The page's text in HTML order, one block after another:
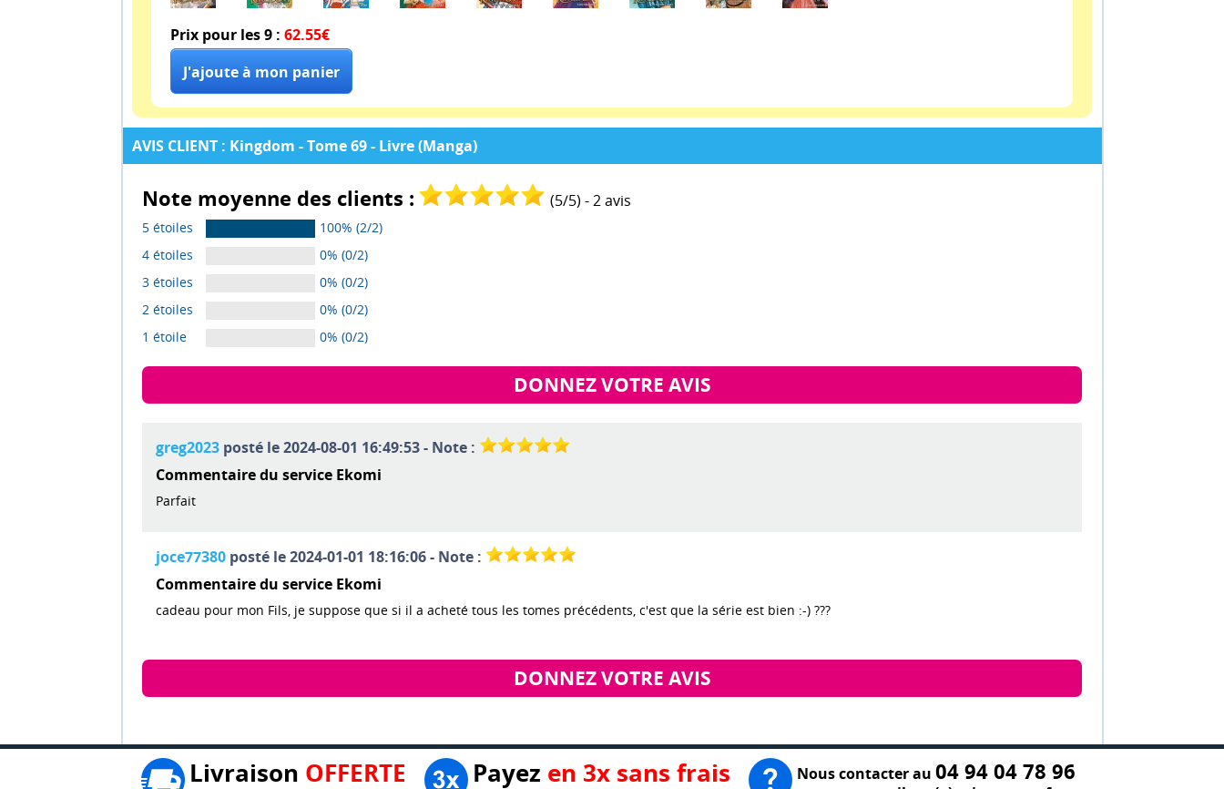
Prix pour les 9 : 62.55€
AVIS CLIENT : Kingdom - Tome 69 - Livre (Manga)
Note moyenne des clients : (5/5) -2avis
5 étoiles
100% (2/2)
4 étoiles
0% (0/2)
3 étoiles
0% (0/2)
2 étoiles
0% (0/2)
1 étoile
0% (0/2)
DONNEZ VOTRE AVIS
greg2023 posté le 2024-08-01 16:49:53 - Note :
Commentaire du service Ekomi
Parfait
joce77380 posté le 2024-01-01 18:16:06 - Note :
Commentaire du service Ekomi
cadeau pour mon Fils, je suppose que si il a acheté tous les tomes précédents, c'est que la série est bien :-) ???
DONNEZ VOTRE AVIS
Livraison OFFERTE Payez en 3x sans frais Nous contacter au 04 94 04 78 96